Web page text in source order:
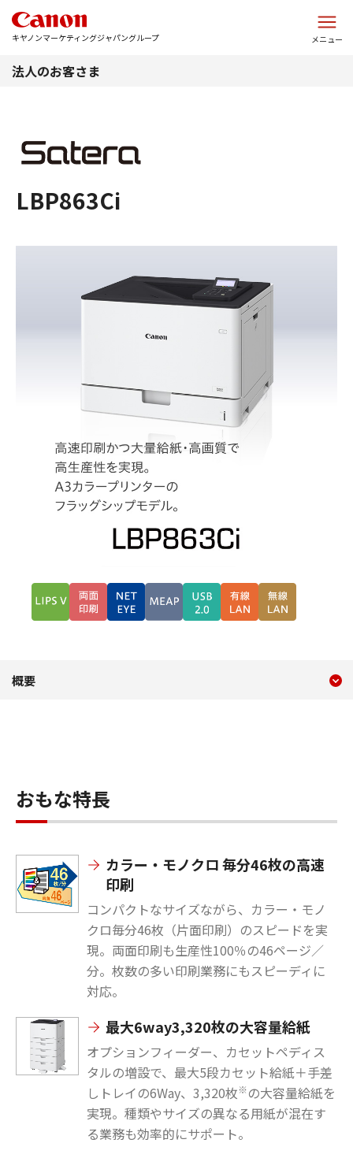
キヤノンマーケティングジャパングループ メニュー
法人のお客さま
LBP863Ci
概要
おもな特長
カラー・モノクロ 毎分46枚の高速
印刷
コンパクトなサイズながら、カラー・モノ
クロ毎分46枚（片面印刷）のスピードを実
現。両面印刷も生産性100％の46ページ／
分。枚数の多い印刷業務にもスピーディに
対応。
最大6way3,320枚の大容量給紙
オプションフィーダー、カセットペディス
タルの増設で、最大5段カセット給紙＋手差
しトレイの6Way、3,320枚※の大容量給紙を
実現。種類やサイズの異なる用紙が混在す
る業務も効率的にサポート。